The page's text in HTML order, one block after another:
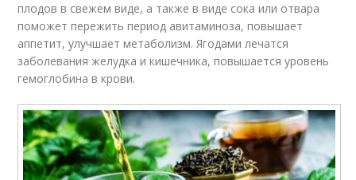
плодов в свежем виде, а также в виде сока или отвара
поможет пережить период авитаминоза, повышает
аппетит, улучшает метаболизм. Ягодами лечатся
заболевания желудка и кишечника, повышается уровень
гемоглобина в крови.